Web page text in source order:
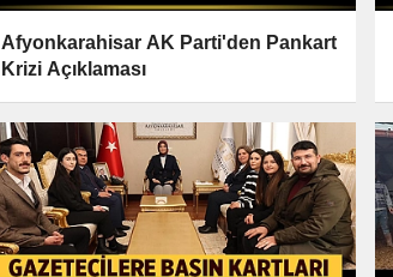
Afyonkarahisar AK Parti'den Pankart
Krizi Açıklaması